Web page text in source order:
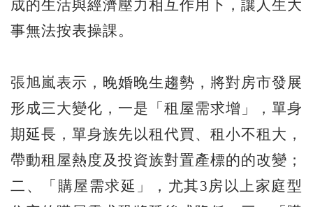
成的生活與經濟壓力相互作用下，讓人生大
事無法按表操課。
張旭嵐表示，晚婚晚生趨勢，將對房市發展
形成三大變化，一是「租屋需求增」，單身
期延長，單身族先以租代買、租小不租大，
帶動租屋熱度及投資族對置產標的的改變；
二、「購屋需求延」，尤其3房以上家庭型